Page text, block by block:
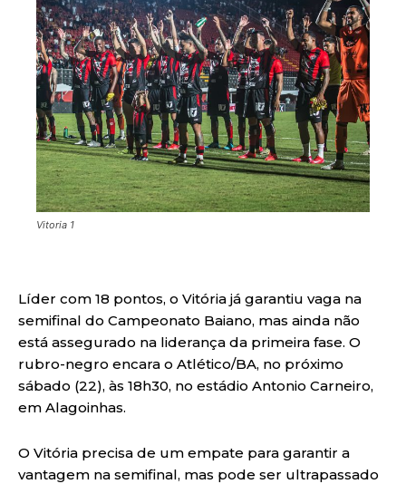
Vitoria 1
Líder com 18 pontos, o Vitória já garantiu vaga na
semifinal do Campeonato Baiano, mas ainda não
está assegurado na liderança da primeira fase. O
rubro-negro encara o Atlético/BA, no próximo
sábado (22), às 18h30, no estádio Antonio Carneiro,
em Alagoinhas.
O Vitória precisa de um empate para garantir a
vantagem na semifinal, mas pode ser ultrapassado